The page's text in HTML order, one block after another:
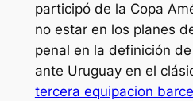
participó de la Copa
no estar en los planes
penal en la definición
ante Uruguay en el
tercera equipacion